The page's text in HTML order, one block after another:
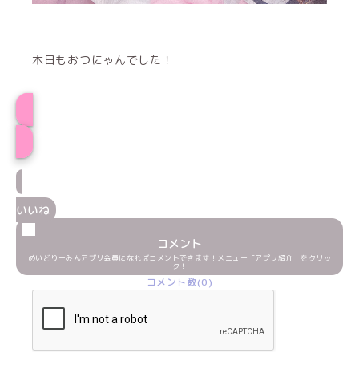
本日もおつにゃんでした！
いいね
コメント
めいどりーみんアプリ会員になればコメントできます！メニュー「アプリ紹介」をクリッ
ク！
コメント数(0)